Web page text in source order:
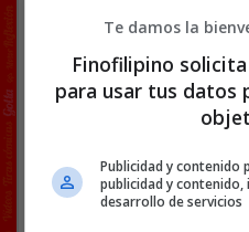
partes y acabar
pesar de la
enfrentamiento,
estas alturas,
fuentes de la
Te damos la
Finofilipino
para usar tus datos
Publicidad y contenido
publicidad y
desarrollo de servicios